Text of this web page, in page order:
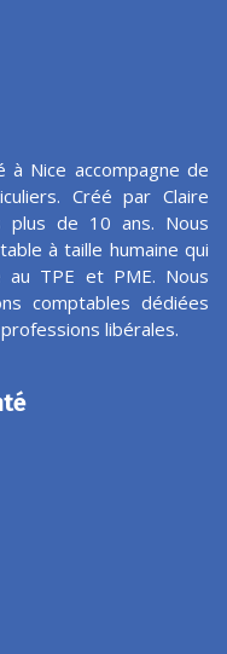
à Nice accompagne de
Créé par Claire
plus de 10 ans. Nous
à taille humaine qui
TPE et PME. Nous
comptables dédiées
libérales.